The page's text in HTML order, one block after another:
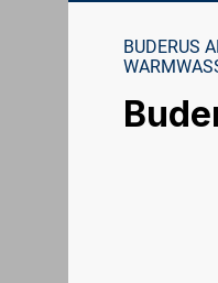
BUDERUS